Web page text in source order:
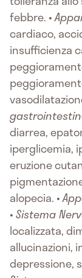
febbre. •
cardiaco,
insufficienza
diarrea,
iperglicemia,
eruzione
alopecia. •
•Sistema
localizzata,
allucinazioni,
depressione,